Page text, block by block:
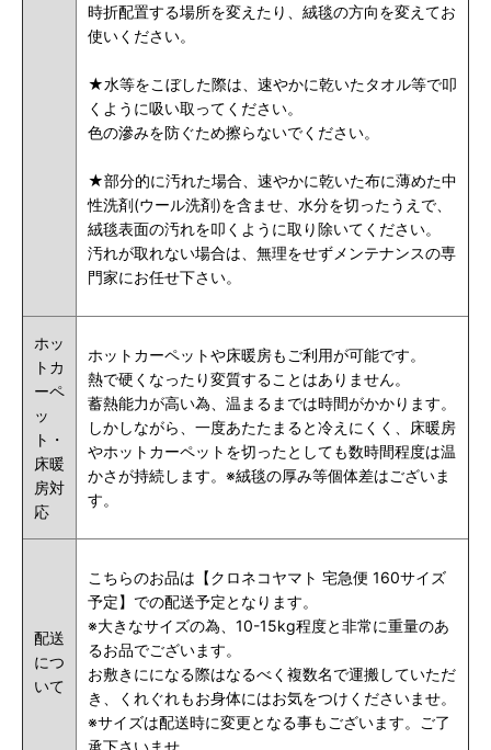
時折配置する場所を変えたり、絨毯の方向を変えてお
使いください。
★水等をこぼした際は、速やかに乾いたタオル等で叩
くように吸い取ってください。
色の滲みを防ぐため擦らないでください。
★部分的に汚れた場合、速やかに乾いた布に薄めた中
性洗剤(ウール洗剤)を含ませ、水分を切ったうえで、
絨毯表面の汚れを叩くように取り除いてください。
汚れが取れない場合は、無理をせずメンテナンスの専
門家にお任せ下さい。
ホッ
トカ
ーペ
ッ
ト・
床暖
房対
応
ホットカーペットや床暖房もご利用が可能です。
熱で硬くなったり変質することはありません。
蓄熱能力が高い為、温まるまでは時間がかかります。
しかしながら、一度あたたまると冷えにくく、床暖房
やホットカーペットを切ったとしても数時間程度は温
かさが持続します。※絨毯の厚み等個体差はございま
す。
配送
につ
いて
こちらのお品は【クロネコヤマト 宅急便 160サイズ
予定】での配送予定となります。
※大きなサイズの為、10-15kg程度と非常に重量のあ
るお品でございます。
お敷きにになる際はなるべく複数名で運搬していただ
き、くれぐれもお身体にはお気をつけくださいませ。
※サイズは配送時に変更となる事もございます。ご了